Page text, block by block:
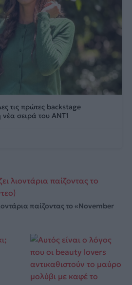
τις πρώτες backstage
σειρά του ΑΝΤ1
παίζοντας το «November